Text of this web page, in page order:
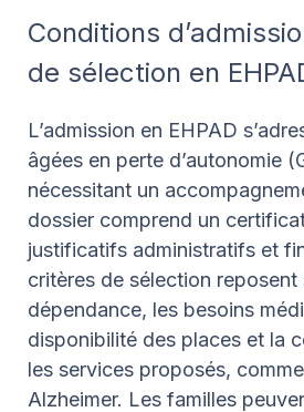
Conditions
de sélection en
L’admission en EHPAD
âgées en perte d’autonomie
nécessitant un
dossier comprend un
justificatifs administratifs et
critères de sélection reposent
dépendance, les besoins
disponibilité des places et la
les services proposés,
Alzheimer. Les familles